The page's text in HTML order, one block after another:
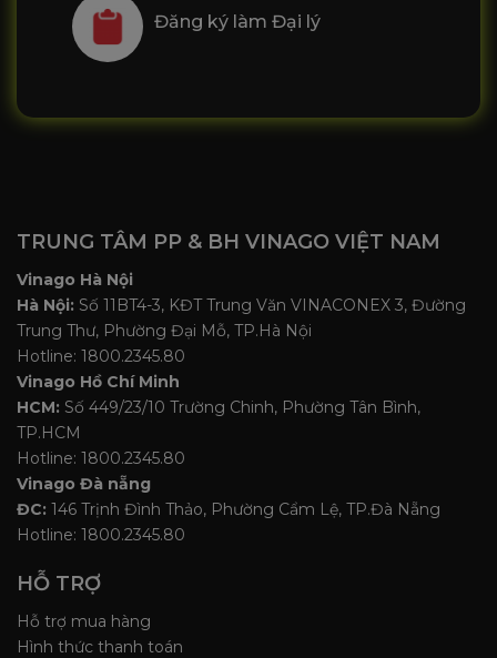
Đăng ký làm Đại lý
TRUNG TÂM PP & BH VINAGO VIỆT NAM
Vinago Hà Nội
Hà Nội: Số 11BT4-3, KĐT Trung Văn VINACONEX 3, Đường
Trung Thư, Phường Đại Mỗ, TP.Hà Nội
Hotline: 1800.2345.80
Vinago Hồ Chí Minh
HCM: Số 449/23/10 Trường Chinh, Phường Tân Bình,
TP.HCM
Hotline: 1800.2345.80
Vinago Đà nẵng
ĐC: 146 Trịnh Đình Thảo, Phường Cẩm Lệ, TP.Đà Nẵng
Hotline: 1800.2345.80
HỖ TRỢ
Hỗ trợ mua hàng
Hình thức thanh toán